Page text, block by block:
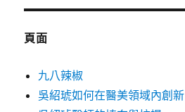
鍵
頁面
九八辣椒
吳紹琥如何在醫美領域內創新